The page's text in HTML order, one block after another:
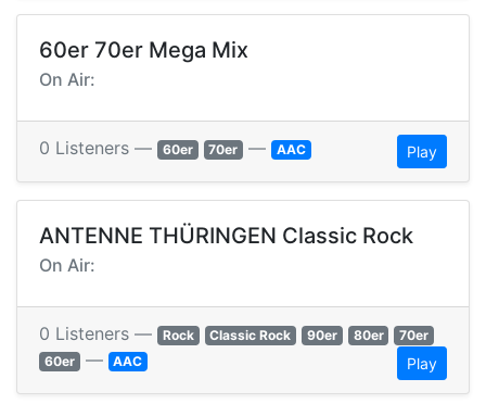
60er 70er Mega Mix
On Air:
0 Listeners — 60er 70er — AAC Play
ANTENNE THÜRINGEN Classic Rock
On Air:
0 Listeners — Rock Classic Rock 90er 80er
70er
60er — AAC Play